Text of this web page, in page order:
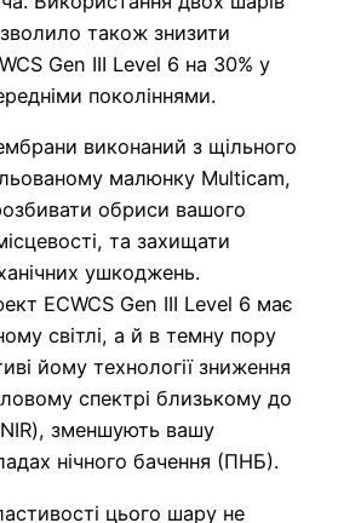
також знизити
Gen III Level 6 на 30% у
поколіннями.
виконаний з щільного
малюнку Multicam,
обриси вашого
та захищати
ушкоджень.
ECWCS Gen III Level 6 має
світлі, а й в темну пору
йому технології зниження
спектрі близькому до
зменшують вашу
нічного бачення (ПНБ).
цього шару не